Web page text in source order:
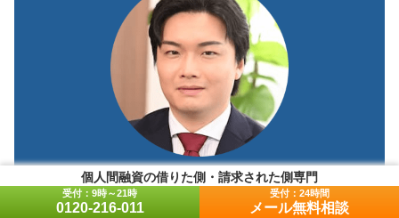
個人間融資の借りた側・請求された側専門
0120-216-011 メール無料相談
シン・イストワール法律事務所